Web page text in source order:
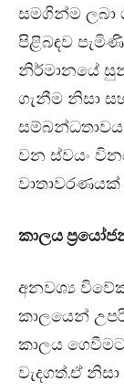
සමගින්ම ලබා
පිළිබඳව
නිර්මානයේ
ගැනීම නිසා
වන ස්වයං
කාලය
අනවශ්‍ය
කාලයෙන්
කාලය
වැදගත්.ඒ